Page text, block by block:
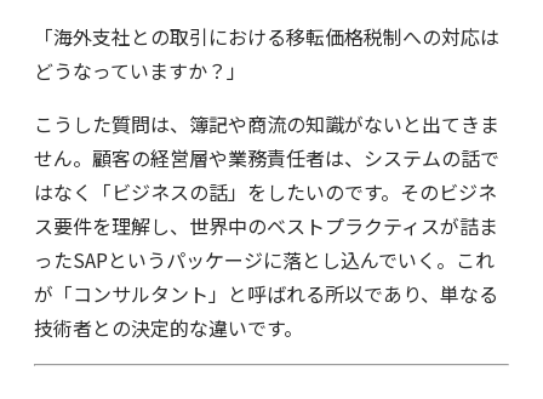
「海外支社との取引における移転価格税制への対応は
どうなっていますか？」
こうした質問は、簿記や商流の知識がないと出てきま
せん。顧客の経営層や業務責任者は、システムの話で
はなく「ビジネスの話」をしたいのです。そのビジネ
ス要件を理解し、世界中のベストプラクティスが詰ま
ったSAPというパッケージに落とし込んでいく。これ
が「コンサルタント」と呼ばれる所以であり、単なる
技術者との決定的な違いです。